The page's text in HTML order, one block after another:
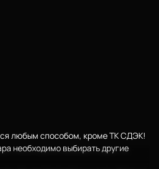
любым способом, кроме ТК СДЭК!
необходимо выбирать другие